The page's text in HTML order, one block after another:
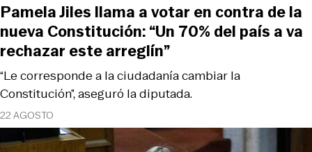
22 AGOSTO
“Le corresponde a la ciudadanía cambiar la
Constitución”, aseguró la diputada.
Pamela Jiles llama a votar en contra de la
nueva Constitución: “Un 70% del país a va
rechazar este arreglín”